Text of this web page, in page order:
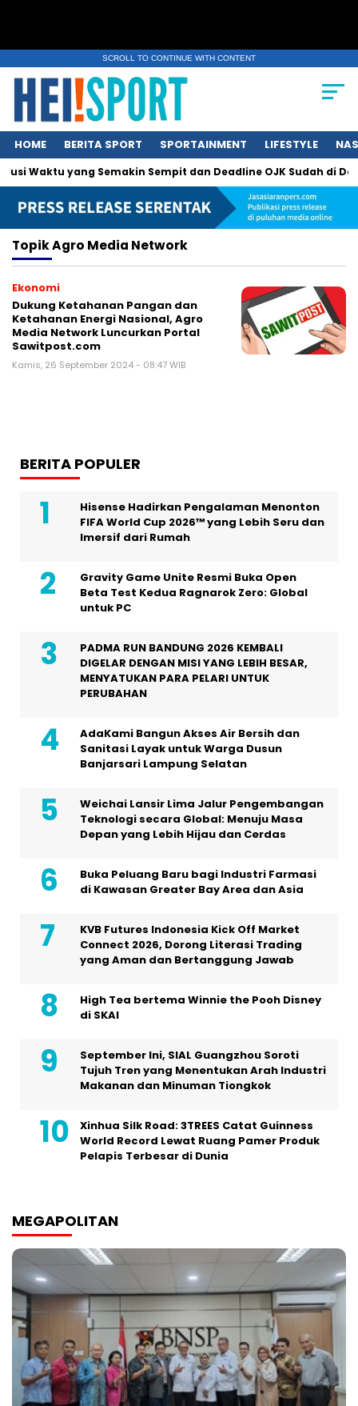
SCROLL TO CONTINUE WITH CONTENT
HOME BERITA SPORT SPORTAINMENT LIFESTYLE
Waktu yang Semakin Sempit dan Deadline OJK Sudah di
TopikAgro Media Network
Ekonomi
Dukung Ketahanan Pangan dan
Ketahanan Energi Nasional, Agro
Media Network Luncurkan Portal
Sawitpost.com
Kamis, 26 September 2024 - 08:47 WIB
BERITA POPULER
Hisense Hadirkan Pengalaman Menonton
FIFA World Cup 2026™ yang Lebih Seru dan
Imersif dari Rumah
Gravity Game Unite Resmi Buka Open
Beta Test Kedua Ragnarok Zero: Global
untuk PC
PADMA RUN BANDUNG 2026 KEMBALI
DIGELAR DENGAN MISI YANG LEBIH BESAR,
MENYATUKAN PARA PELARI UNTUK
PERUBAHAN
AdaKami Bangun Akses Air Bersih dan
Sanitasi Layak untuk Warga Dusun
Banjarsari Lampung Selatan
Weichai Lansir Lima Jalur Pengembangan
Teknologi secara Global: Menuju Masa
Depan yang Lebih Hijau dan Cerdas
Buka Peluang Baru bagi Industri Farmasi
di Kawasan Greater Bay Area dan Asia
KVB Futures Indonesia Kick Off Market
Connect 2026, Dorong Literasi Trading
yang Aman dan Bertanggung Jawab
High Tea bertema Winnie the Pooh Disney
di SKAI
September Ini, SIAL Guangzhou Soroti
Tujuh Tren yang Menentukan Arah Industri
Makanan dan Minuman Tiongkok
Xinhua Silk Road: 3TREES Catat Guinness
World Record Lewat Ruang Pamer Produk
Pelapis Terbesar di Dunia
MEGAPOLITAN